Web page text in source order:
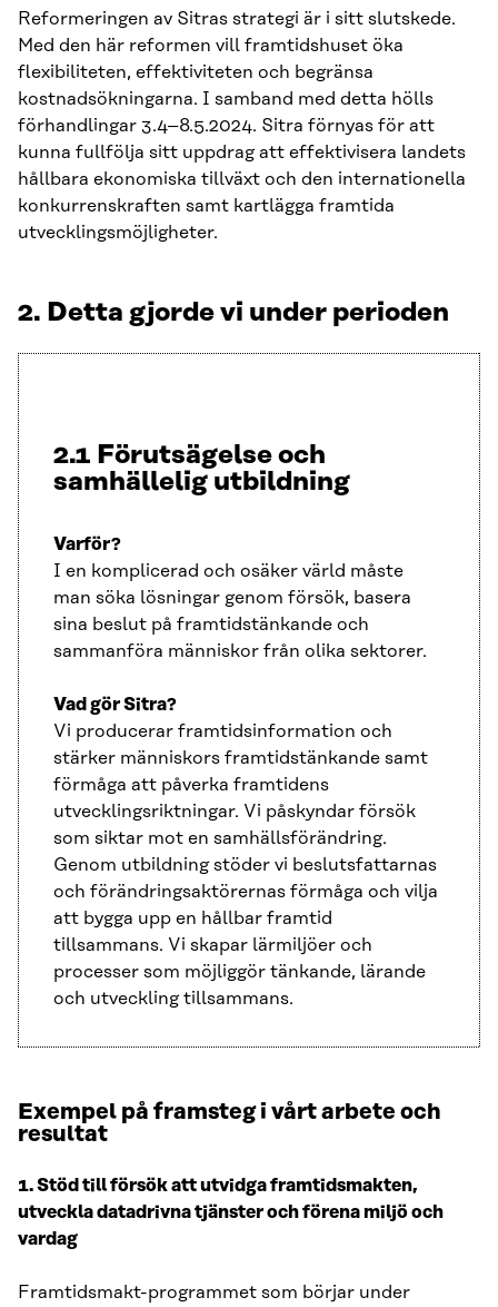
Reformeringen av Sitras strategi är i sitt slutskede.
Med den här reformen vill framtidshuset öka
flexibiliteten, effektiviteten och begränsa
kostnadsökningarna. I samband med detta hölls
förhandlingar 3.4–8.5.2024. Sitra förnyas för att
kunna fullfölja sitt uppdrag att effektivisera landets
hållbara ekonomiska tillväxt och den internationella
konkurrenskraften samt kartlägga framtida
utvecklingsmöjligheter.
2. Detta gjorde vi under perioden
2.1 Förutsägelse och
samhällelig utbildning
Varför?
I en komplicerad och osäker värld måste
man söka lösningar genom försök, basera
sina beslut på framtidstänkande och
sammanföra människor från olika sektorer.
Vad gör Sitra?
Vi producerar framtidsinformation och
stärker människors framtidstänkande samt
förmåga att påverka framtidens
utvecklingsriktningar. Vi påskyndar försök
som siktar mot en samhällsförändring.
Genom utbildning stöder vi beslutsfattarnas
och förändringsaktörernas förmåga och vilja
att bygga upp en hållbar framtid
tillsammans. Vi skapar lärmiljöer och
processer som möjliggör tänkande, lärande
och utveckling tillsammans.
Exempel på framsteg i vårt arbete och
resultat
1. Stöd till försök att utvidga framtidsmakten,
utveckla datadrivna tjänster och förena miljö och
vardag
Framtidsmakt-programmet som börjar under